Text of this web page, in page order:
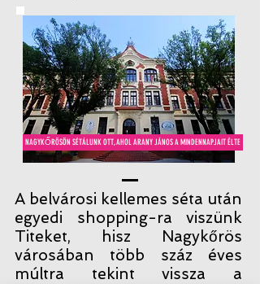
NAGYKŐRÖSÖN SÉTÁLUNK OTT, AHOL ARANY JÁNOS A MINDENNAPJAIT ÉLTE
A belvárosi kellemes séta után
egyedi shopping-ra viszünk
Titeket, hisz Nagykőrös
városában több száz éves
múltra tekint vissza a